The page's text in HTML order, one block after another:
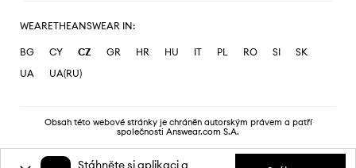
WEARETHEANSWEAR IN:
BG CY CZ GR HR HU IT PL RO SI
SK
UA
UA(RU)
Obsah této webové stránky je chráněn autorským právem a patří
společnosti Answear.com S.A.
Stáhněte si aplikaci a